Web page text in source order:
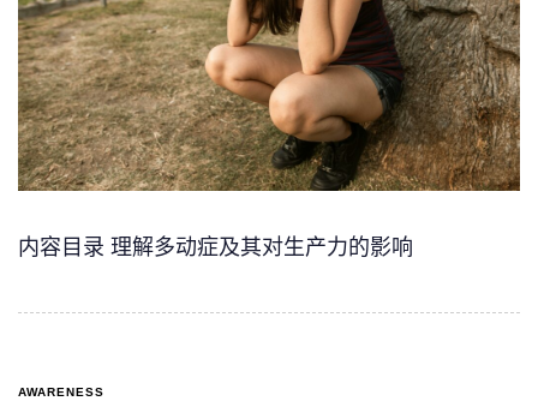
内容目录 理解多动症及其对生产力的影响
AWARENESS